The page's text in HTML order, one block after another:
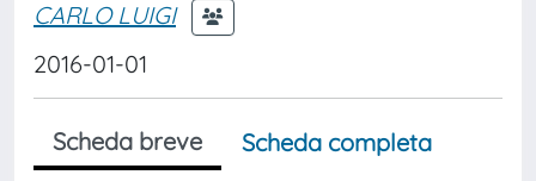
CARLO LUIGI
2016-01-01
Scheda breve
Scheda completa